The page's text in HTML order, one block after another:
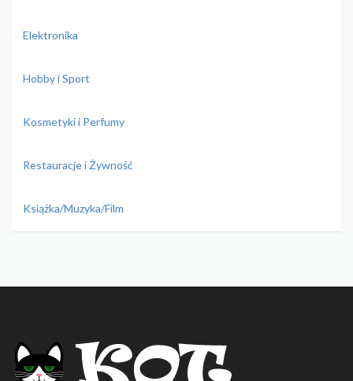
Elektronika
Hobby i Sport
Kosmetyki i Perfumy
Restauracje i Żywność
Książka/Muzyka/Film